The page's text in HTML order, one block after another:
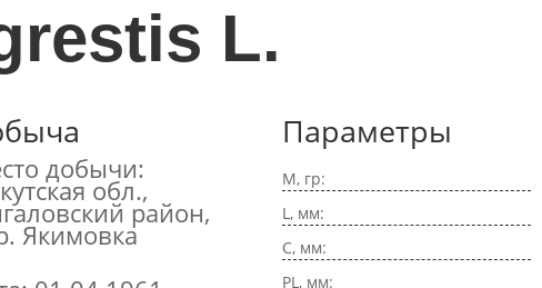
L.
добычи:
обл.,
район,
Якимовка
Параметры
M, гр:
L, мм:
C, мм:
PL, мм: